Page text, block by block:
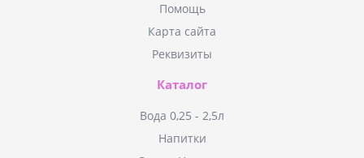
Помощь
Карта сайта
Реквизиты
Каталог
Вода 0,25 - 2,5л
Напитки